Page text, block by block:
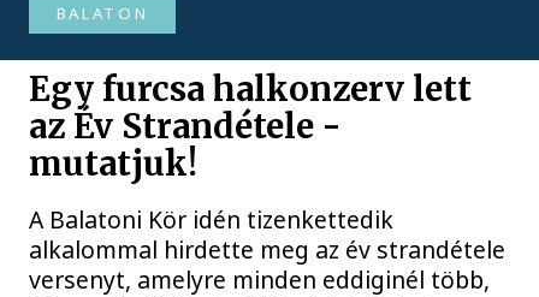
BALATON
Egy furcsa halkonzerv lett
az Év Strandétele -
mutatjuk!
A Balatoni Kör idén tizenkettedik
alkalommal hirdette meg az év strandétele
versenyt, amelyre minden eddiginél több,